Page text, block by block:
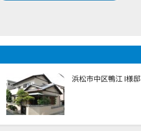
浜松市中区鴨江 I様邸